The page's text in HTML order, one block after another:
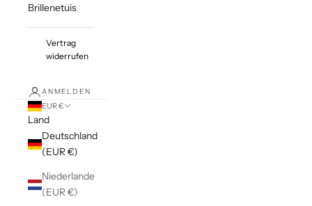
Brillenetuis
Vertrag
widerrufen
ANMELDEN
EUR €
Land
Deutschland
(EUR €)
Niederlande
(EUR €)